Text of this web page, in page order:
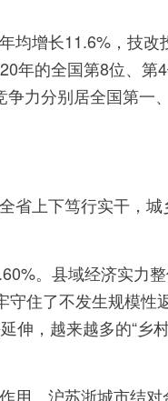
均增长11.6%，技改
年的全国第8位、第
力分别居全国第一
省上下笃行实干，城
。县域经济实力整
守住了不发生规模性
伸，越来越多的“乡
用。沪苏浙城市结对